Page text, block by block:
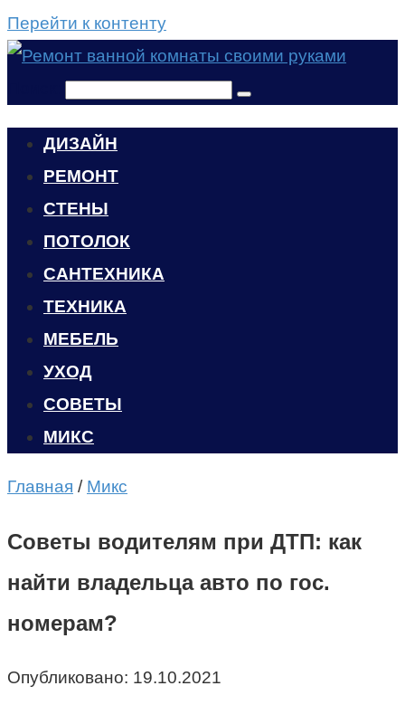
Перейти к контенту
ДИЗАЙН
РЕМОНТ
СТЕНЫ
ПОТОЛОК
САНТЕХНИКА
ТЕХНИКА
МЕБЕЛЬ
УХОД
CОВЕТЫ
МИКС
Главная / Микс
Советы водителям при ДТП: как
найти владельца авто по гос.
номерам?
Опубликовано: 19.10.2021